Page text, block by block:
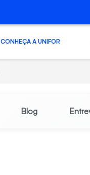
CONHEÇA A UNIFOR
Blog